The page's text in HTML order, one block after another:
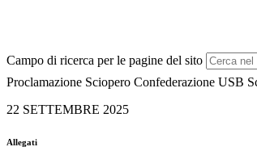
Campo di ricerca per le pagine del sito
Proclamazione Sciopero Confederazione USB
22 SETTEMBRE 2025
Allegati